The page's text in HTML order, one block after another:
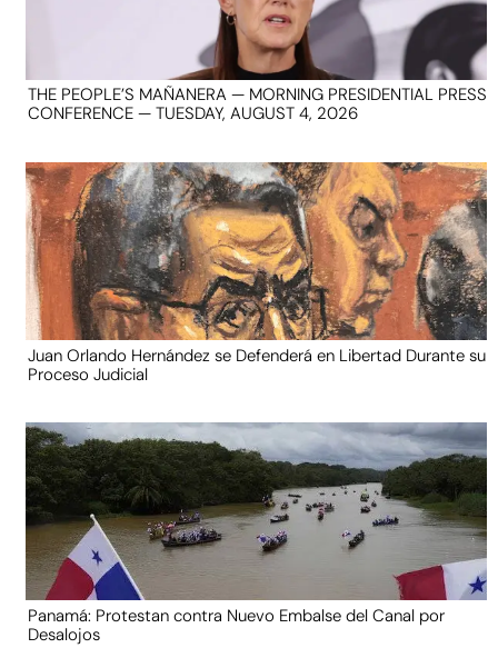
THE PEOPLE’S MAÑANERA — MORNING PRESIDENTIAL PRESS
CONFERENCE — TUESDAY, AUGUST 4, 2026
Juan Orlando Hernández se Defenderá en Libertad Durante su
Proceso Judicial
Panamá: Protestan contra Nuevo Embalse del Canal por
Desalojos